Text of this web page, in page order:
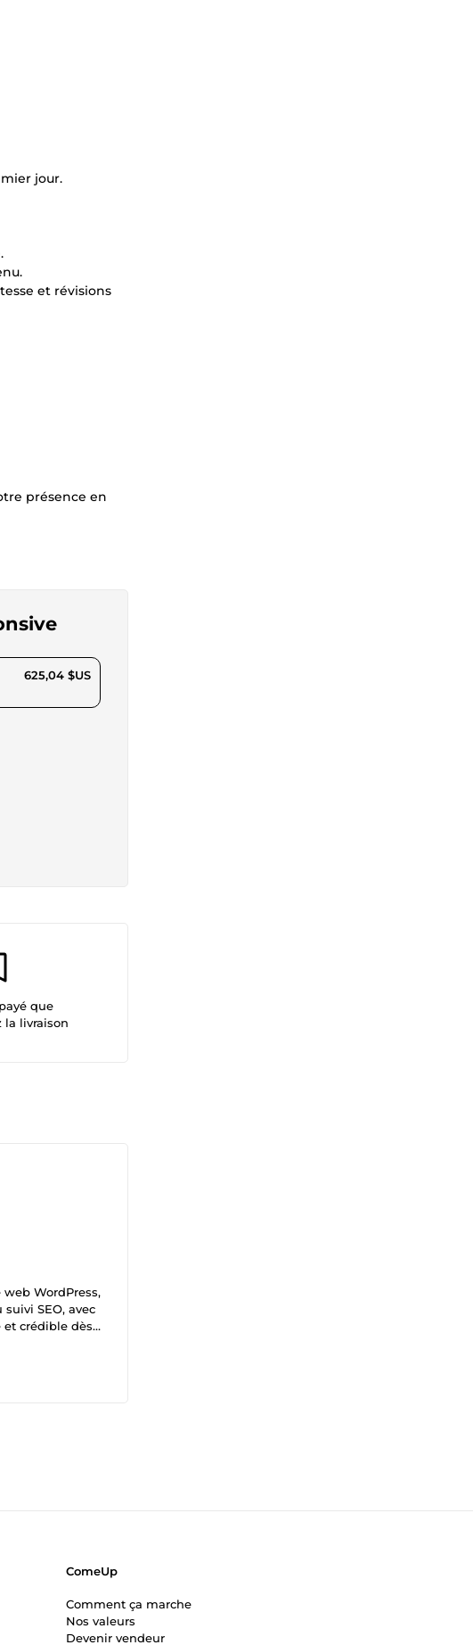
jour.
et révisions
présence en
625,04 $US
que
la livraison
WordPress,
SEO, avec
crédible dès
ComeUp
Comment ça marche
Nos valeurs
Devenir vendeur